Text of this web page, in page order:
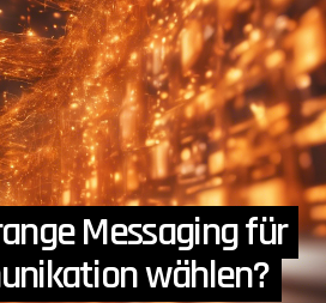
Messaging für
wählen?